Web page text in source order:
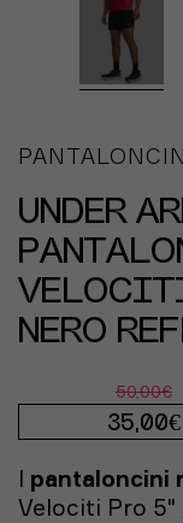
UNDER
NERO
50,00€
35,00€
I pantaloncini
Velociti Pro